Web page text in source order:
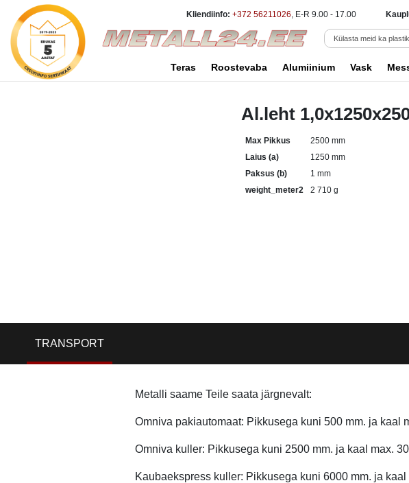
Kliendiinfo: +372 56211026, E-R 9.00 - 17.00
Külasta meid ka
Teras Roostevaba Alumiinium Vask
Al.leht
Max Pikkus
2500 mm
Laius (a)
1250 mm
Paksus (b)
1 mm
weight_meter2
2 710 g
TRANSPORT
Metalli saame Teile saata järgnevalt:
Omniva pakiautomaat: Pikkusega kuni 500 mm. ja kaal
Omniva kuller: Pikkusega kuni 2500 mm. ja kaal max.
Kaubaekspress kuller: Pikkusega kuni 6000 mm. ja kaal